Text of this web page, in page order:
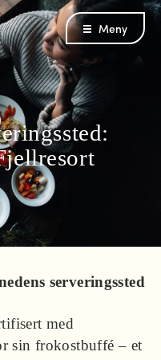
serveringssted
med
sin frokostbuffé – et
Meny